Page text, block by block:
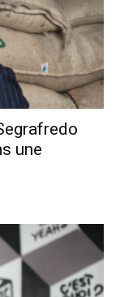
une